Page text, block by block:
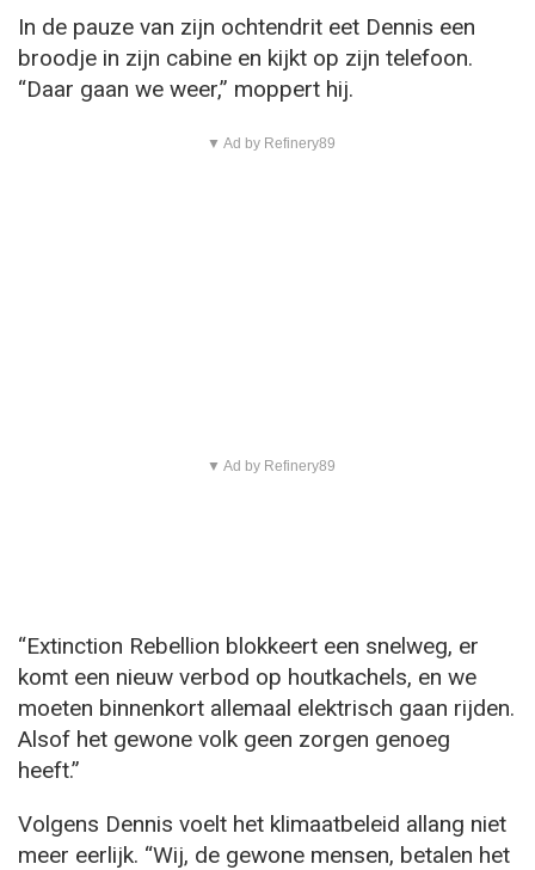
In de pauze van zijn ochtendrit eet Dennis een
broodje in zijn cabine en kijkt op zijn telefoon.
“Daar gaan we weer,” moppert hij.
▼ Ad by Refinery89
▼ Ad by Refinery89
“Extinction Rebellion blokkeert een snelweg, er
komt een nieuw verbod op houtkachels, en we
moeten binnenkort allemaal elektrisch gaan rijden.
Alsof het gewone volk geen zorgen genoeg
heeft.”
Volgens Dennis voelt het klimaatbeleid allang niet
meer eerlijk. “Wij, de gewone mensen, betalen het